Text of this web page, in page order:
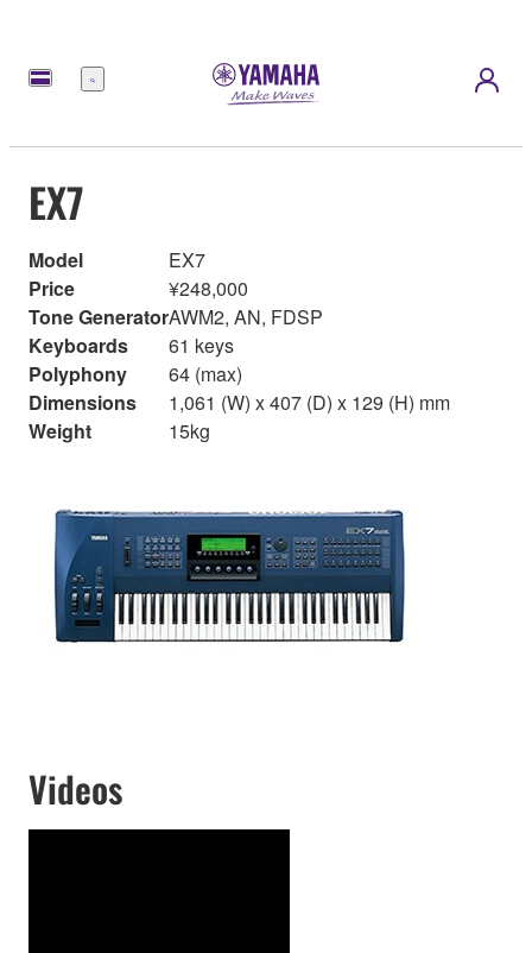
Menu
EX7
Model
EX7
Price
¥248,000
Tone GeneratorAWM2, AN, FDSP
Keyboards
61 keys
Polyphony
64 (max)
Dimensions
1,061 (W) x 407 (D) x 129 (H) mm
Weight
15kg
Videos